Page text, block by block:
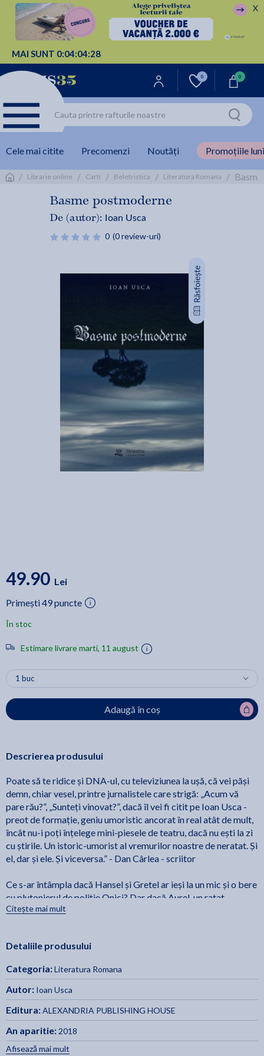
MAI SUNT 0:04:04:28
X
0 0
Cele mai citite Precomenzi Noutăți Promoțiile
/ Librarie online / Carti / Beletristica / Literatura Romana /
Basme postmoderne
De (autor): Ioan Usca
0 (0 review-uri)
49.90 Lei
Primești 49 puncte
În stoc
Estimare livrare marti, 11 august
Adaugă în coș
Descrierea produsului
Poate să te ridice și DNA-ul, cu televiziunea la ușă, că vei păși
demn, chiar vesel, printre jurnalistele care strigă: „Acum vă
pare rău?”, „Sunteți vinovat?”, dacă îl vei fi citit pe Ioan Usca -
preot de formație, geniu umoristic ancorat în real atât de mult,
încât nu-i poți înțelege mini-piesele de teatru, dacă nu ești la zi
cu știrile. Un istoric-umorist al vremurilor noastre de neratat. Și
el, dar și ele. Și viceversa.” - Dan Cârlea - scriitor
Ce s-ar întâmpla dacă Hansel și Gretel ar ieși la un mic și o bere
cu plutonierul de poliție Onici? Dar dacă Aurel, un ratat
absolut, un Bulă peste care Destinul prăvălește zi de zi toate
precis cu mirosul de ceapă dospită persistent după cheful cu
Usca în basmele sale, frânturi ale Paradisului Pierdut, pretext
pentru tâlcuri care se adresează atât lacrimii, cât și râsului în
hohote. - Mirel Curea - jurnalist
Prozator remarcabil, care știe să conjure umoristic toate
savorile limbii, preotul Ioan Sorin Usca devine sobru și măsurat
atunci când intră în registrul teologic, pe care-l stăpânește cu o
Citește mai mult
Detaliile produsului
Categoria:Literatura Romana
Autor: Ioan Usca
Editura:ALEXANDRIA PUBLISHING HOUSE
An aparitie: 2018
Afisează mai mult